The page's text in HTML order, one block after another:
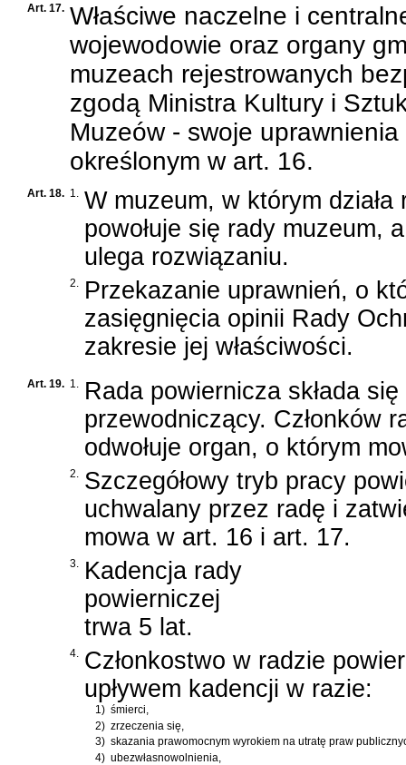
Art. 17. Właściwe naczelne i
wojewodowie oraz organy
muzeach rejestrowanych
zgodą Ministra Kultury i
Muzeów - swoje
określonym w art. 16.
Art. 18. 1. W muzeum, w którym
powołuje się rady muzeum,
ulega rozwiązaniu.
2. Przekazanie uprawnień, o
zasięgnięcia opinii Rady
zakresie jej właściwości.
Art. 19. 1. Rada powiernicza składa
przewodniczący. Członków
odwołuje organ, o którym
2. Szczegółowy tryb pracy
uchwalany przez radę i
mowa w art. 16 i art. 17.
3. Kadencja rady
powierniczej
trwa 5 lat.
4. Członkostwo w radzie
upływem kadencji w razie:
1) śmierci,
2) zrzeczenia się,
3) skazania prawomocnym wyrokiem na utratę praw
4) ubezwłasnowolnienia,